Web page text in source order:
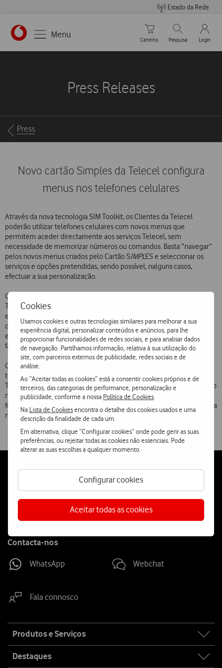
Cookies
Usamos cookies e outras tecnologias similares para melhorar a sua
experiência digital, personalizar conteúdos e anúncios, para lhe
proporcionar funcionalidades de redes sociais, e para analisar dados
de navegação. Partilhamos informação, relativa à sua utilização do
site, com parceiros externos de publicidade, redes sociais e de
análise.
Ao “Aceitar todas as cookies” está a consentir cookies próprios e de
terceiros, das categorias de performance, personalização e
publicidade, conforme a nossa Política de Cookies
Na Lista de Cookiesencontra o detalhe dos cookies usados e uma
descrição da finalidade de cada um.
Em alternativa, clique “Configurar cookies” onde pode gerir as suas
preferências, ou rejeitar todas as cookies não essenciais. Pode
alterar as suas escolhas a qualquer momento.
Configurar cookies
Aceitar todas as cookies
Estado da Rede
https://www.vodafone.pt
Menu
Carrinho de compras
Carrinho
Pesquisar
Pesquisa
My
Login
Press Releases
Breadcrumbs
Press
Novo cartão Simples da Telecel configura
menus nos telefones celulares
Através da nova tecnologia SIM Toolkit, os Clientes da Telecel
poderão utilizar telefones celulares com novos menus que
permitem aceder directamente aos serviços Telecel, sem
necessidade de memorizar números ou comandos. Basta “navegar”
pelos novos menus criados pelo Cartão SIMPLES e seleccionar os
serviços e opções pretendidas, sendo possível, nalguns casos,
efectuar a sua personalização.
O novo Cartão S
Telecel constituído pelos serviços que o Cliente mais utiliza (Por
exemplo: Serviço Despertar, Telemultibanco, Reuters, E-Mail, Envio
de Fax e de Mensagens Curtas com lista de distribuição, Lista Telecel,
etc.), permitindo um fácil manuseamento e utilização dessas
facilidades.
O uso de todas as capacidades do Cartão S
telefone celular suportar a funcionalidade SIM Toolkit. Assim, a
Telecel optou por comercializar o Cartão SIMPLES juntamente com o
novo telefone Sagem 730 STK, que permite a sua utilização. Num
futuro próximo, a funcionalidade SIM Toolkit passará a ser incorporada
nas novas gerações de telefones celulares dos maiores fabricantes.
Follow
Social
Contacta-nos
WhatsApp Webchat
Fala connosco
map
Produtos e Serviços
Destaques